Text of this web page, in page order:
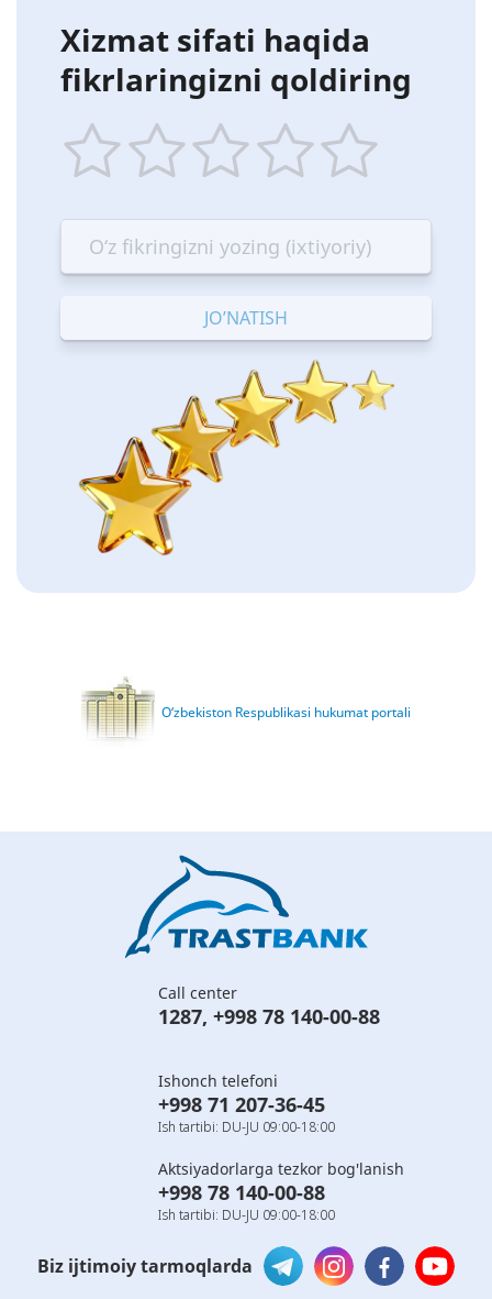
Xizmat sifati haqida
fikrlaringizni qoldiring
star
Terrible
stars
—
Bad
stars
—
OK
stars
—
Good
stars
—
Excellent
O‘zbekiston Respublikasi hukumat portali
Call center
1287, +998 78 140-00-88
Ishonch telefoni
+998 71 207-36-45
Ish tartibi: DU-JU 09:00-18:00
Aktsiyadorlarga tezkor bog'lanish
+998 78 140-00-88
Ish tartibi: DU-JU 09:00-18:00
Biz ijtimoiy tarmoqlarda